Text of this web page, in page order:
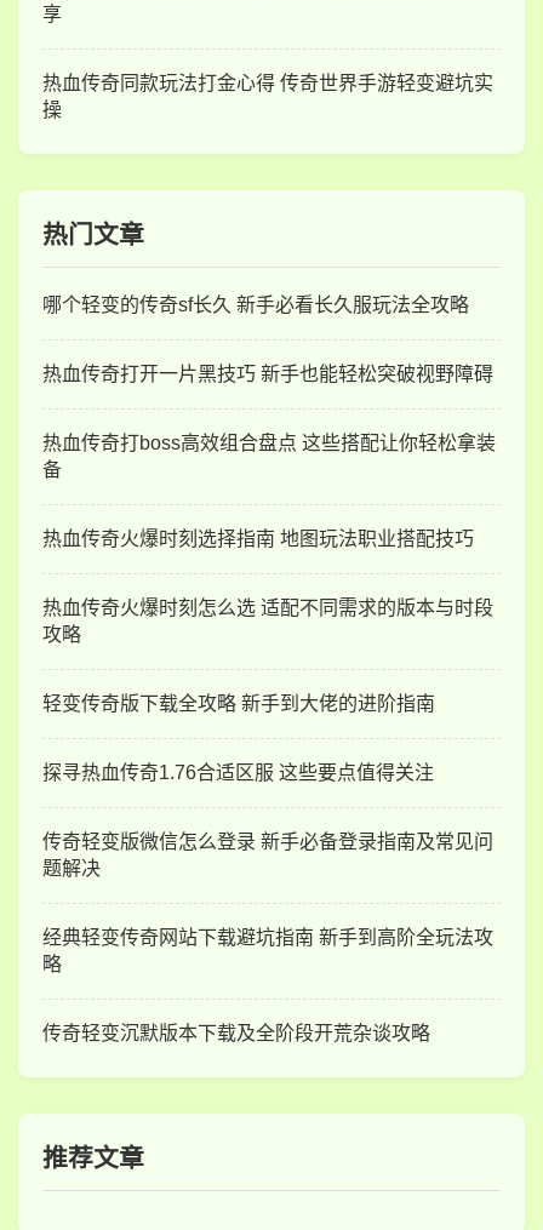
享
热血传奇同款玩法打金心得 传奇世界手游轻变避坑实
操
热门文章
哪个轻变的传奇sf长久 新手必看长久服玩法全攻略
热血传奇打开一片黑技巧 新手也能轻松突破视野障碍
热血传奇打boss高效组合盘点 这些搭配让你轻松拿装
备
热血传奇火爆时刻选择指南 地图玩法职业搭配技巧
热血传奇火爆时刻怎么选 适配不同需求的版本与时段
攻略
轻变传奇版下载全攻略 新手到大佬的进阶指南
探寻热血传奇1.76合适区服 这些要点值得关注
传奇轻变版微信怎么登录 新手必备登录指南及常见问
题解决
经典轻变传奇网站下载避坑指南 新手到高阶全玩法攻
略
传奇轻变沉默版本下载及全阶段开荒杂谈攻略
推荐文章